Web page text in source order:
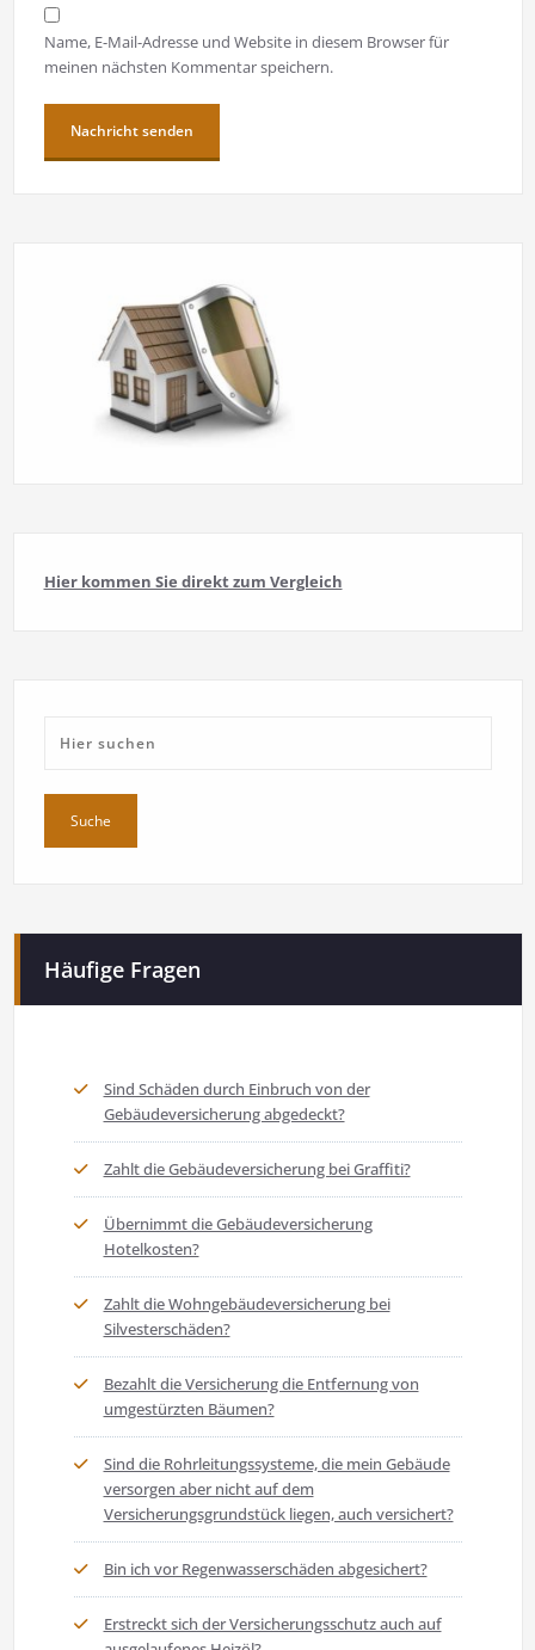
Name, E-Mail-Adresse und Website in diesem Browser für
meinen nächsten Kommentar speichern.
Hier kommen Sie direkt zum Vergleich
Häufige Fragen
Sind Schäden durch Einbruch von der
Gebäudeversicherung abgedeckt?
Zahlt die Gebäudeversicherung bei Graffiti?
Übernimmt die Gebäudeversicherung
Hotelkosten?
Zahlt die Wohngebäudeversicherung bei
Silvesterschäden?
Bezahlt die Versicherung die Entfernung von
umgestürzten Bäumen?
Sind die Rohrleitungssysteme, die mein Gebäude
versorgen aber nicht auf dem
Versicherungsgrundstück liegen, auch versichert?
Bin ich vor Regenwasserschäden abgesichert?
Erstreckt sich der Versicherungsschutz auch auf